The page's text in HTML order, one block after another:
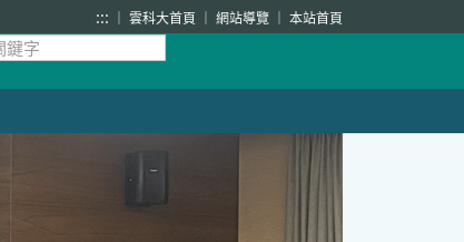
::: 雲科大首頁 網站導覽 本站首頁